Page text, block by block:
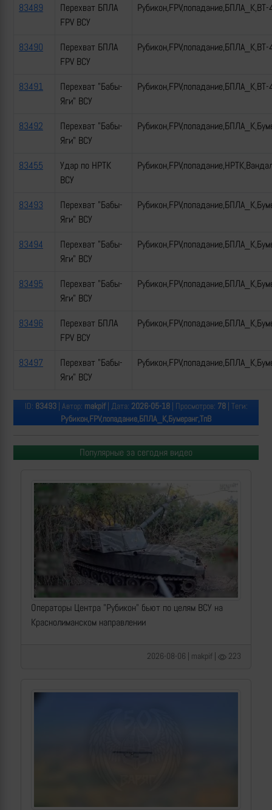
83489
Перехват БПЛА
FPV ВСУ
83490
Перехват БПЛА
FPV ВСУ
83491
Перехват "Бабы-
Яги" ВСУ
83492
Перехват "Бабы-
Яги" ВСУ
83455
Удар по НРТК
ВСУ
83493
Перехват "Бабы-
Яги" ВСУ
83494
Перехват "Бабы-
Яги" ВСУ
83495
Перехват "Бабы-
Яги" ВСУ
83496
Перехват БПЛА
FPV ВСУ
83497
Перехват "Бабы-
Яги" ВСУ
ID: 83493| Автор: makpif| Дата: 2026-05-18| Просмотров: 78| Теги:
Рубикон,FPV,попадание,БПЛА_К,Бумеранг,ТпВ
Популярные за сегодня видео
Операторы Центра "Рубикон" бьют по целям ВСУ на
Краснолиманском направлении
2026-08-06 | makpif | 223